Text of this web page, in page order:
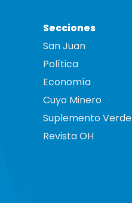
Secciones
San Juan
Política
Economía
Cuyo Minero
Suplemento Verde
Revista OH